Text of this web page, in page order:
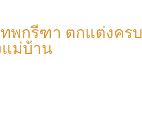
พกรีฑา ตกแต่งครบ
ม่บ้าน